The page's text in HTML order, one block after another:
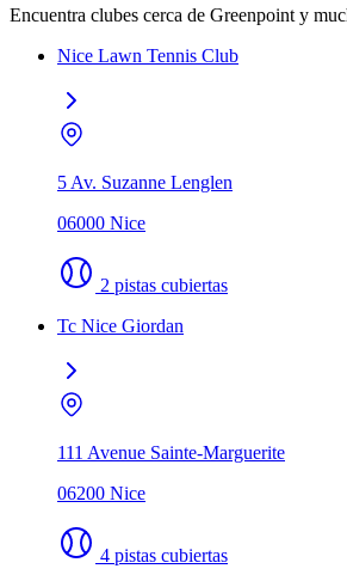
Encuentra clubes cerca de Greenpoint y
Nice Lawn Tennis Club
5 Av. Suzanne Lenglen
06000 Nice
2 pistas cubiertas
Tc Nice Giordan
111 Avenue Sainte-Marguerite
06200 Nice
4 pistas cubiertas